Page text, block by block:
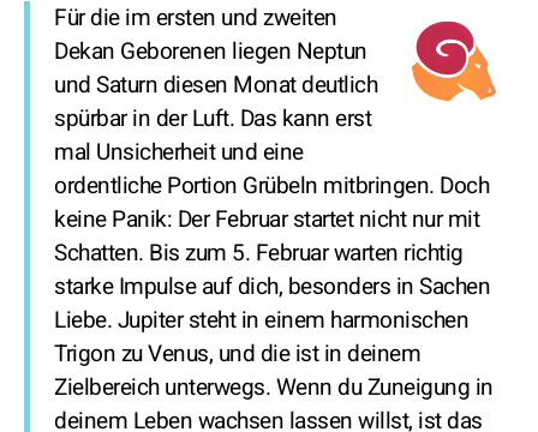
Für die im ersten und zweiten
Dekan Geborenen liegen Neptun
und Saturn diesen Monat deutlich
spürbar in der Luft. Das kann erst
mal Unsicherheit und eine
ordentliche Portion Grübeln mitbringen. Doch
keine Panik: Der Februar startet nicht nur mit
Schatten. Bis zum 5. Februar warten richtig
starke Impulse auf dich, besonders in Sachen
Liebe. Jupiter steht in einem harmonischen
Trigon zu Venus, und die ist in deinem
Zielbereich unterwegs. Wenn du Zuneigung in
deinem Leben wachsen lassen willst, ist das